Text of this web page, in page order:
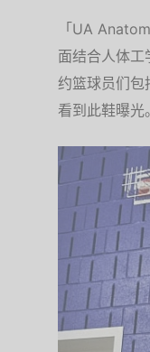
「UA
面结合人体
约篮球员们
看到此鞋曝